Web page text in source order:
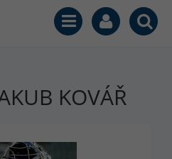
KOVÁŘ